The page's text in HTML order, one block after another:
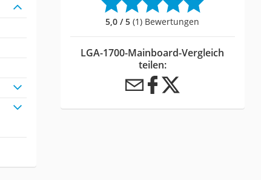
5,0 / 5 (1) Bewertungen
LGA-1700-Mainboard-Vergleich
teilen: